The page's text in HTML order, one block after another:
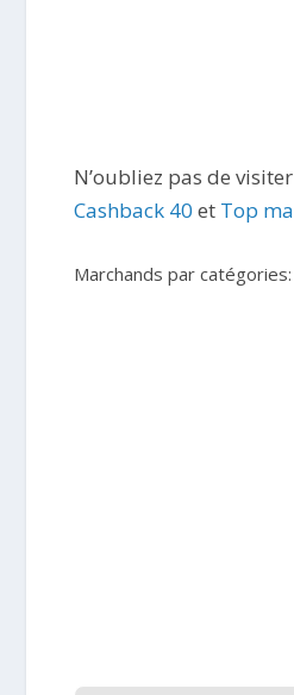
N’oubliez pas de
Cashback 40 et Top
Marchands par catégories: